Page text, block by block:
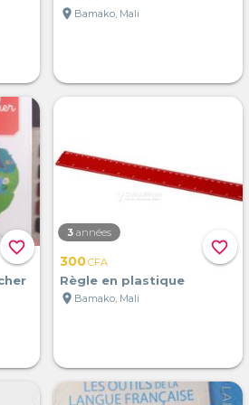
location_on Bamako, Mali
favorite_border favorite_border
3 années
300CFA
Règle en plastique
location_on Bamako, Mali